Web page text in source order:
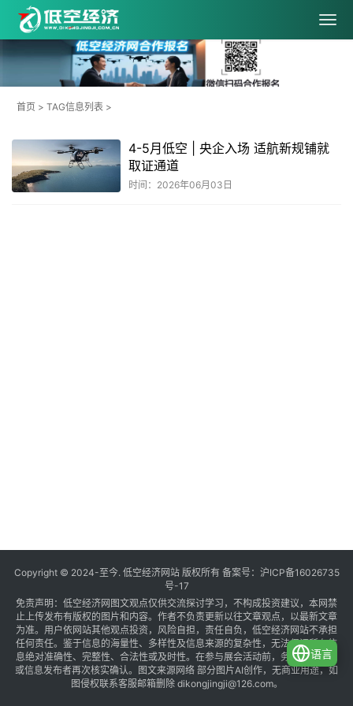
首页 > TAG信息列表 >
4-5月低空 | 央企入场 适航新规铺就
取证通道
时间：2026年06月03日
Copyright © 2024-至今. 低空经济网站 版权所有 备案号： 沪ICP备16026735
号-17
免责声明：低空经济网图文观点仅供交流探讨学习，不构成投资建议，本网禁
止上传发布有版权的图片和内容。作者不负责更新以往文章观点，以最新文章
为准。用户依网站其他观点投资，风险自担，责任自负，低空经济网站不承担
任何责任。鉴于信息的海量性、多样性及信息来源的复杂性，无法保证所有信
息绝对准确性、完整性、合法性或及时性。在参与展会活动前，务必与组织方
或信息发布者再次核实确认。图文来源网络 部分图片AI创作，无商业用途，如
图侵权联系客服邮箱删除 dikongjingji@126.com。
语言